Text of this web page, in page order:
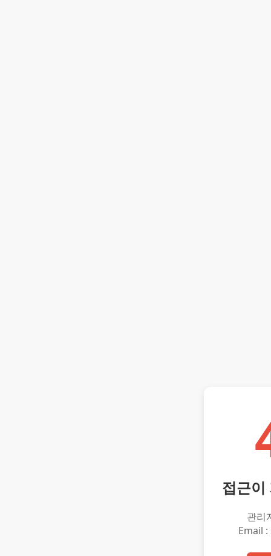
접근이
관리
Email